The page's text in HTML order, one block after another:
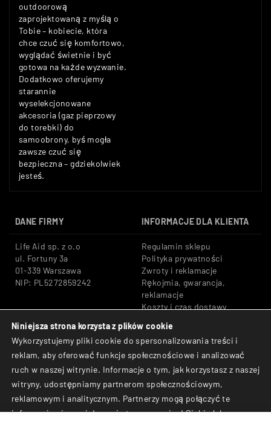
outdoorową
zaprojektowaną z myślą o
Tobie – kobiecie, która
chce czuć się komfortowo,
wyglądać świetnie i być
gotowa na każde wyzwanie.
Dodatkowo oferujemy
starannie
wyselekcjonowane
akcesoria (gaz pieprzowy
do torebki) do
samoobrony, byś mogła
zawsze czuć się
bezpieczna – gdziekolwiek
jesteś.
DANE FIRMY INFORMACJE DLA KLIENTA
Life Aid sp. z o.o
ul. Fortuny 3a
01-339 Warszawa
NIP: PL5272859242
Regulamin sklepu
Polityka prywatności
Zwroty i reklamacje
Rękojmia, gwarancja,
reklamacje
Koszty i czas dostawy
Tel: +48 533 666 776
E-mail: shop@lifeaid.pl
Bezpieczne płatności:
Przelewy24, BLIK, Karty
płatnicze
© Life Aid sp. z o.o. All
Rights Reserved.
Niniejsza strona korzysta z plików cookie
Wykorzystujemy pliki cookie do spersonalizowania treści i
reklam, aby oferować funkcje społecznościowe i analizować
ruch w naszej witrynie. Informacje o tym, jak korzystasz z naszej
witryny, udostępniamy partnerom społecznościowym,
reklamowym i analitycznym. Partnerzy mogą połączyć te
informacje z innymi danymi otrzymanymi od Ciebie lub